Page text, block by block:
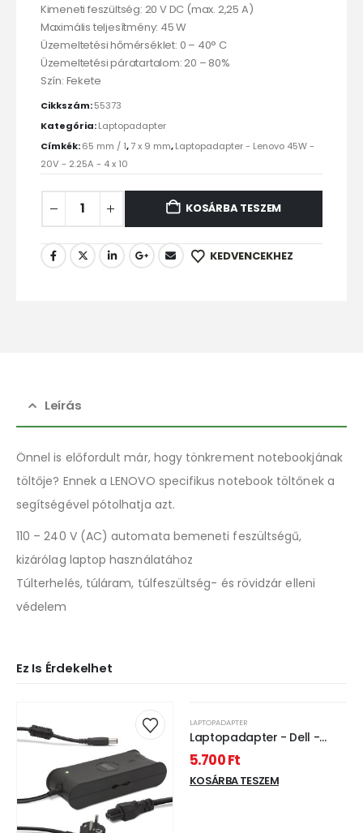
Kimeneti feszültség: 20 V DC (max. 2,25 A)
Maximális teljesítmény: 45 W
Üzemeltetési hőmérséklet: 0 – 40° C
Üzemeltetési páratartalom: 20 – 80%
Szín: Fekete
Cikkszám:55373
Kategória:Laptopadapter
Címkék:65 mm / 1,7 x 9 mm,Laptopadapter - Lenovo 45W -
20V - 2.25A - 4 x 10
KOSÁRBA TESZEM
KEDVENCEKHEZ
Leírás
Önnel is előfordult már, hogy tönkrement notebookjának
töltője? Ennek a LENOVO specifikus notebook töltőnek a
segítségével pótolhatja azt.
110 – 240 V (AC) automata bemeneti feszültségű,
kizárólag laptop használatához
Túlterhelés, túláram, túlfeszültség- és rövidzár elleni
védelem
Ez Is Érdekelhet
LAPTOPADAPTER
Laptopadapter - Dell -
65W - 19.5V - 3.33A - 4,5 x
12,22 mm / 3 x 10 mm
5.700Ft
KOSÁRBA TESZEM